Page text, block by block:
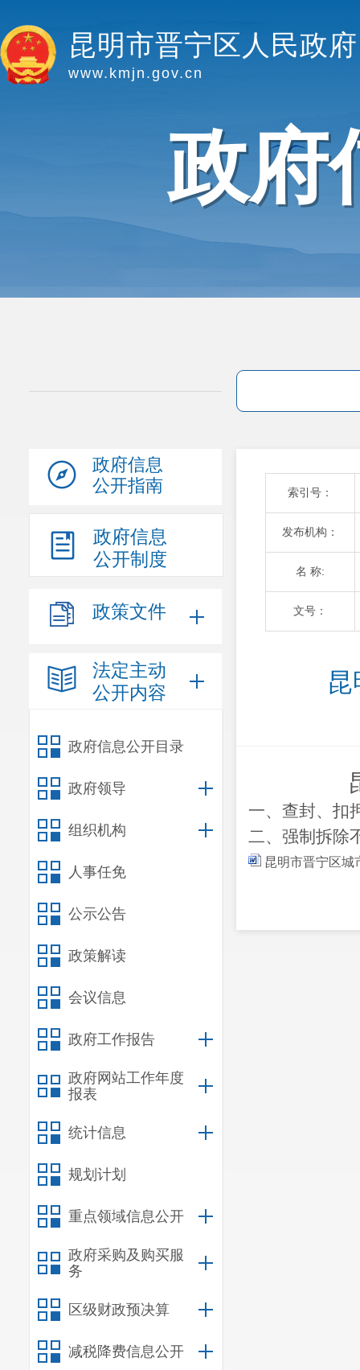
昆明市晋宁区人民政府
www.kmjn.gov.cn
政府
政府信息
公开指南
政府信息
公开制度
政策文件
法定主动
公开内容
政府信息公开目录
政府领导
组织机构
人事任免
公示公告
政策解读
会议信息
政府工作报告
政府网站工作年度
报表
统计信息
规划计划
重点领域信息公开
政府采购及购买服
务
区级财政预决算
减税降费信息公开
索引号：
发布机构：
名 称:
文号：
一、查封、扣
二、强制拆除
昆明市晋宁区城